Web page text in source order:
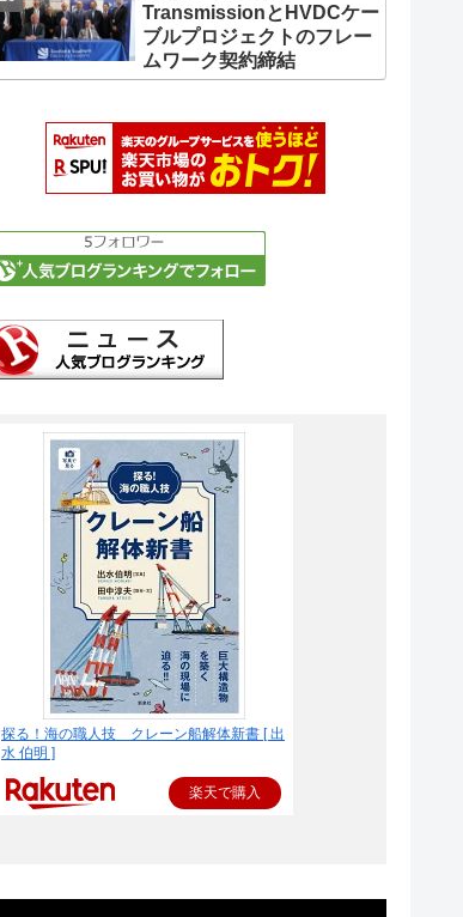
TransmissionとHVDCケー
ブルプロジェクトのフレー
ムワーク契約締結
探る！海の職人技 クレーン船解体新書 [ 出
水 伯明 ]
楽天で購入